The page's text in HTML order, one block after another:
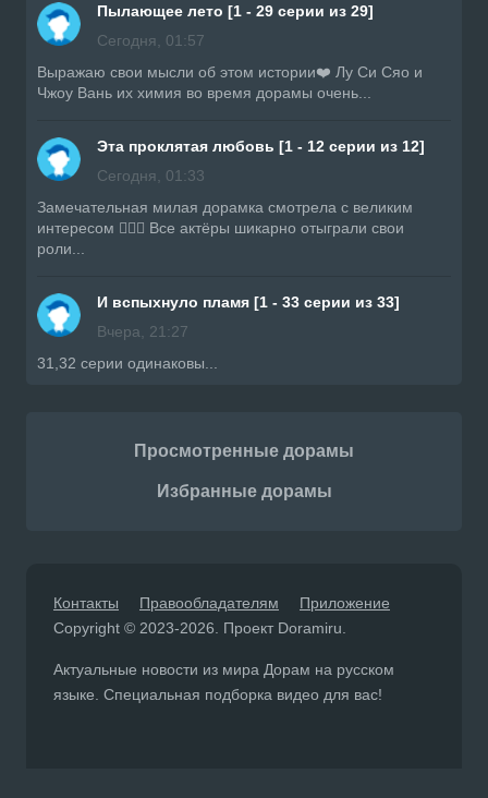
Пылающее лето [1 - 29 серии из 29]
Сегодня, 01:57
Выражаю свои мысли об этом истории❤️ Лу Си Сяо и
Чжоу Вань их химия во время дорамы очень...
Эта проклятая любовь [1 - 12 серии из 12]
Сегодня, 01:33
Замечательная милая дорамка смотрела с великим
интересом 👍🏼🔥 Все актёры шикарно отыграли свои
роли...
И вспыхнуло пламя [1 - 33 серии из 33]
Вчера, 21:27
31,32 серии одинаковы...
Просмотренные дорамы
Избранные дорамы
Контакты Правообладателям
Приложение
Copyright © 2023-2026. Проект Doramiru.
Актуальные новости из мира Дорам на русском
языке. Специальная подборка видео для вас!